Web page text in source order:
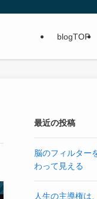
blogTOP
最近の投稿
脳のフィルター
わって見える
人生の主導権は